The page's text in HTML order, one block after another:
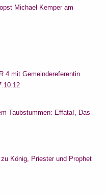
Michael Kemper am
4 mit Gemeindereferentin
Taubstummen: Effata!, Das
König, Priester und Prophet